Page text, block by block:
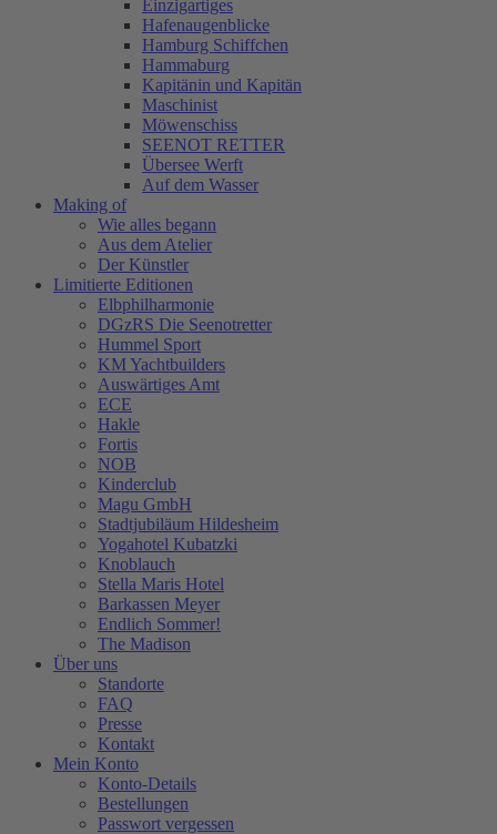
Einzigartiges
Hafenaugen­blicke
Hamburg Schiffchen
Hammaburg
Kapitänin und Kapitän
Maschinist
Möwenschiss
SEENOT RETTER
Übersee Werft
Auf dem Wasser
Making of
Wie alles begann
Aus dem Atelier
Der Künstler
Limitierte Editionen
Elbphilharmonie
DGzRS Die Seenotretter
Hummel Sport
KM Yachtbuilders
Auswärtiges Amt
ECE
Hakle
Fortis
NOB
Kinderclub
Magu GmbH
Stadtjubiläum Hildesheim
Yogahotel Kubatzki
Knoblauch
Stella Maris Hotel
Barkassen Meyer
Endlich Sommer!
The Madison
Über uns
Standorte
FAQ
Presse
Kontakt
Mein Konto
Konto-Details
Bestellungen
Passwort vergessen